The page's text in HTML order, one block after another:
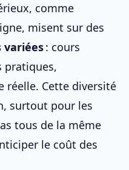
comme
, misent sur des
variées: cours
pratiques,
réelle. Cette diversité
surtout pour les
tous de la même
le coût des